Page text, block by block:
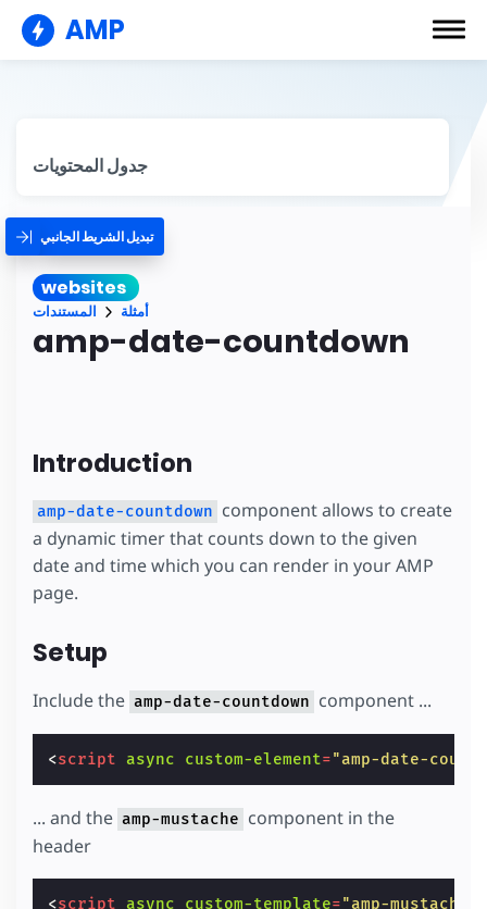
AMP
جدول المحتويات
تبديل الشريط الجانبي
websites
المستندات أمثلة
amp-date-countdown
Introduction
amp-date-countdown component allows to create
a dynamic timer that counts down to the given
date and time which you can render in your AMP
page.
Setup
Include the amp-date-countdown component ...
<script async custom-element="amp-date-
... and the amp-mustache component in the
header
<script async custom-template="amp-mustache"